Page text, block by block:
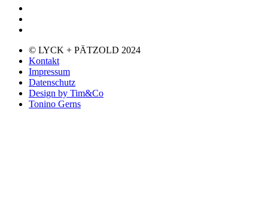
© LYCK + PÄTZOLD 2024
Kontakt
Impressum
Datenschutz
Design by Tim&Co
Tonino Gerns